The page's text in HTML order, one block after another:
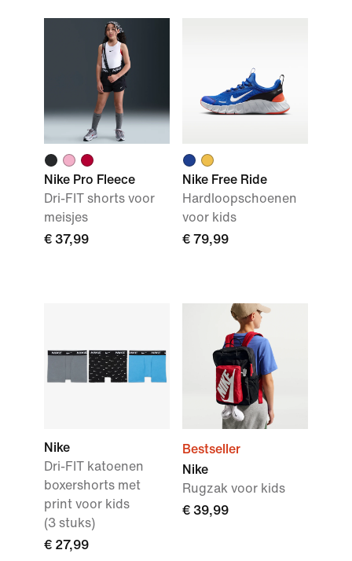
Nike Pro Fleece
Dri-FIT shorts voor
meisjes
€ 37,99
Nike Free Ride
Hardloopschoenen
voor kids
€ 79,99
Nike
Dri-FIT katoenen
boxershorts met
print voor kids
(3 stuks)
€ 27,99
Bestseller
Nike
Rugzak voor kids
€ 39,99